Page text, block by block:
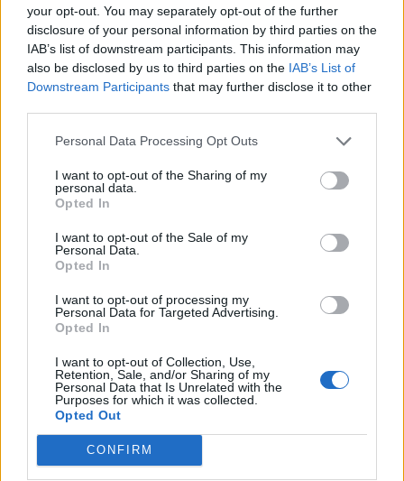
your opt-out. You may separately opt-out of the further
disclosure of your personal information by third parties on the
IAB’s list of downstream participants. This information may
also be disclosed by us to third parties on the IAB’s List of
Downstream Participants that may further disclose it to other
Personal Data Processing Opt Outs
I want to opt-out of the Sharing of my
personal data.
Opted In
I want to opt-out of the Sale of my
Personal Data.
Opted In
I want to opt-out of processing my
Personal Data for Targeted Advertising.
Opted In
I want to opt-out of Collection, Use,
Retention, Sale, and/or Sharing of my
Personal Data that Is Unrelated with the
Purposes for which it was collected.
Opted Out
CONFIRM